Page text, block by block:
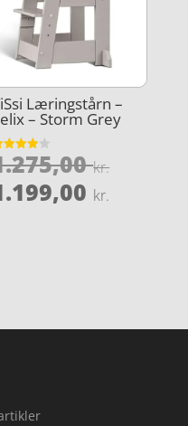
Læringstårn –
– Storm Grey
kr.Den
kr.